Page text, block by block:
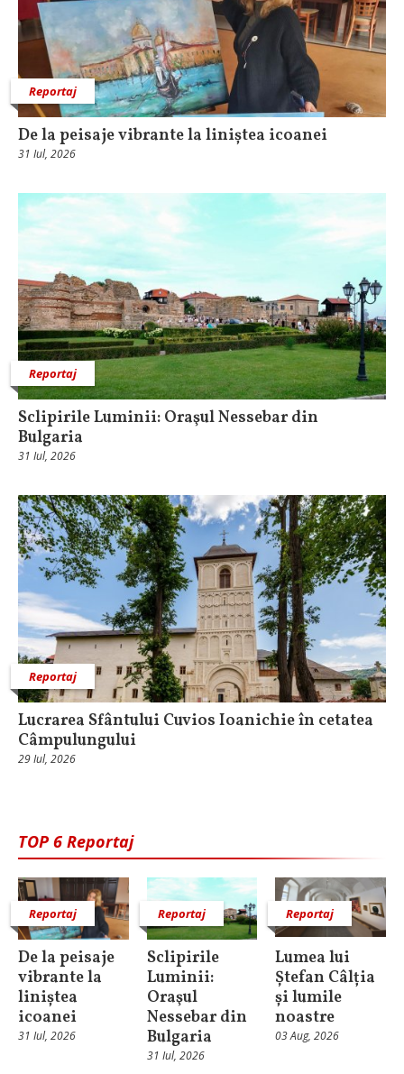
Reportaj
De la peisaje vibrante la liniștea icoanei
31 Iul, 2026
Reportaj
Sclipirile Luminii: Oraşul Nessebar din
Bulgaria
31 Iul, 2026
Reportaj
Lucrarea Sfântului Cuvios Ioanichie în cetatea
Câmpulungului
29 Iul, 2026
TOP 6 Reportaj
Reportaj
De la peisaje
vibrante la
liniștea
icoanei
31 Iul, 2026
Reportaj
Sclipirile
Luminii:
Oraşul
Nessebar din
Bulgaria
31 Iul, 2026
Reportaj
Lumea lui
Ștefan Câlția
și lumile
noastre
03 Aug, 2026